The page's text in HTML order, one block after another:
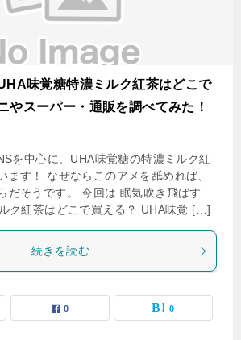
味覚糖特濃ミルク紅茶はどこで
やスーパー・通販を調べてみた！
を中心に、UHA味覚糖の特濃ミルク紅
ます！ なぜならこのアメを舐めれば、
だそうです。 今回は 眠気吹き飛ばす
ク紅茶はどこで買える？ UHA味覚 […]
続きを読む
0 0